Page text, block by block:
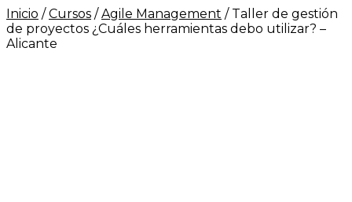
Inicio /Cursos /Agile Management / Taller de gestión
de proyectos ¿Cuáles herramientas debo utilizar? –
Alicante